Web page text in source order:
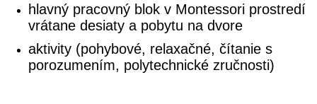
hlavný pracovný blok v Montessori prostredí
vrátane desiaty a pobytu na dvore
aktivity (pohybové, relaxačné, čítanie s
porozumením, polytechnické zručnosti)